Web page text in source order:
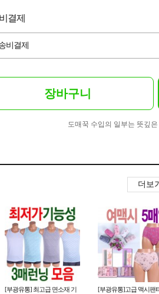
결제
비결제
장바구니
도매꾹 수입의 일부는 뜻깊
더보기
[부광유통] 최고급 면소재 기
[부광유통]고급 맥시팬